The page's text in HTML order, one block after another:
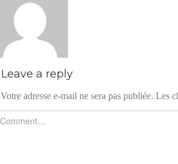
Leave a reply
Votre adresse e-mail ne sera pas publiée. Les